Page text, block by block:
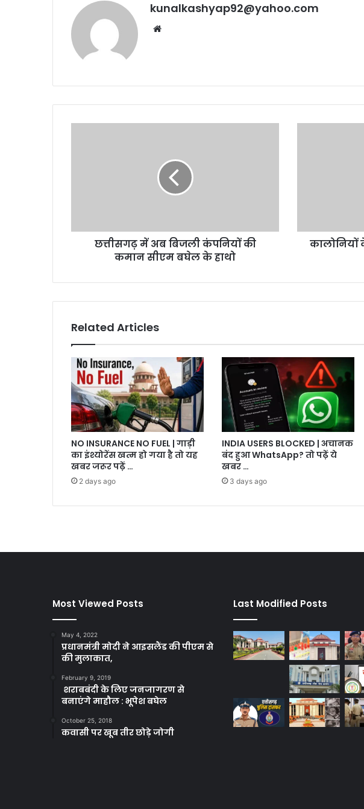
kunalkashyap92@yahoo.com
बघेल
छत्तीसगढ़ में अब बिजली कंपनियों की
कमान सीएम बघेल के हाथो
मेयर
Related Articles
NO INSURANCE NO FUEL | गाड़ी
का इंश्योरेंस खत्म हो गया है तो यह
खबर जरूर पढ़ें …
2 days ago
INDIA USERS BLOCKED | अचानक
बंद हुआ WhatsApp? तो पढ़ें ये
खबर …
3 days ago
Most Viewed Posts
May 4, 2022
प्रधानमंत्री मोदी ने आइसलैंड की पीएम से
की मुलाकात,
February 9, 2019
शराबबंदी के लिए जनजागरण से
बनाएंगे माहौल : भूपेश बघेल
October 25, 2018
कवासी पर खूब तीर छोड़े जोगी
Last Modified Posts